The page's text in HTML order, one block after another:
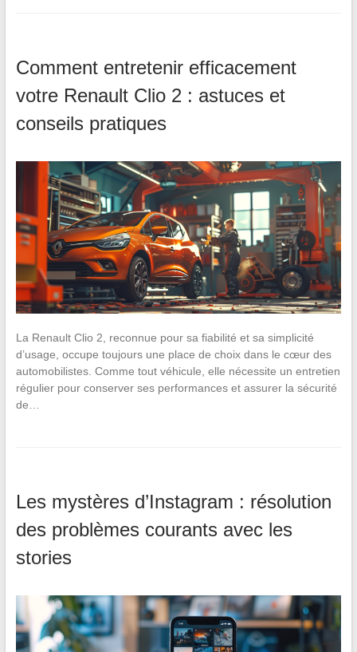
Comment entretenir efficacement
votre Renault Clio 2 : astuces et
conseils pratiques
La Renault Clio 2, reconnue pour sa fiabilité et sa simplicité
d’usage, occupe toujours une place de choix dans le cœur des
automobilistes. Comme tout véhicule, elle nécessite un entretien
régulier pour conserver ses performances et assurer la sécurité
de…
Les mystères d’Instagram : résolution
des problèmes courants avec les
stories